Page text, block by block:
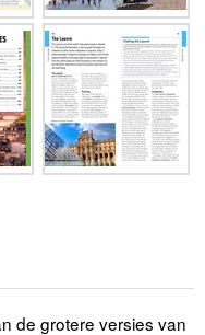
de grotere versies van